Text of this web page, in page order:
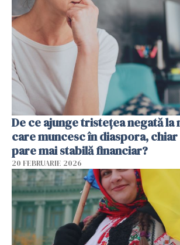
De ce ajunge tristețea negată
care muncesc în diaspora,
pare mai stabilă financiar?
20 FEBRUARIE 2026